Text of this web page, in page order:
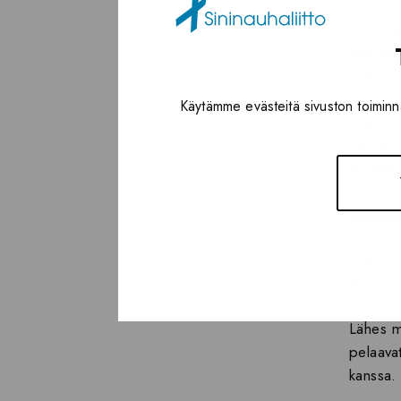
Käytämme evästeitä sivuston
Lähes
kanssa.